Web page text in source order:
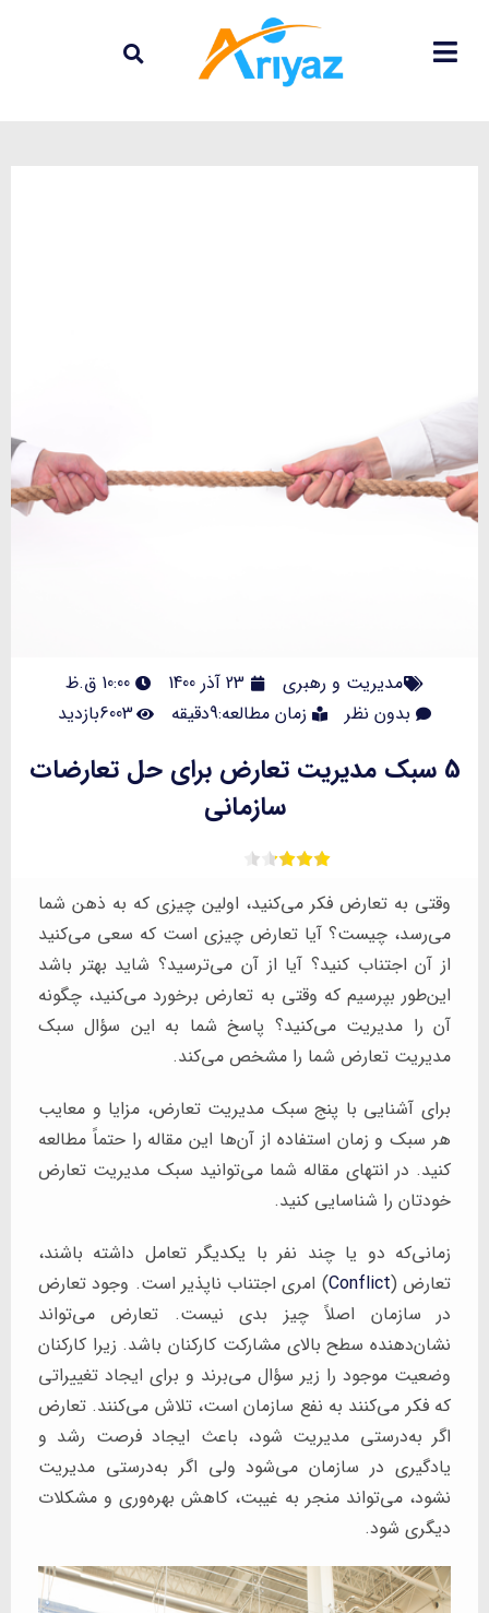
مدیریت و رهبری 23 آذر 1400
10:00 ق.ظ
بدون نظر
زمان مطالعه:9دقیقه 6003بازدید
5 سبک مدیریت تعارض برای حل تعارضات
سازمانی
وقتی به تعارض فکر می‌کنید، اولین چیزی که به ذهن شما
می‌رسد، چیست؟ آیا تعارض چیزی است که سعی می‌کنید
از آن اجتناب کنید؟ آیا از آن می‌ترسید؟ شاید بهتر باشد
این‌طور بپرسیم که وقتی به تعارض برخورد می‌کنید، چگونه
آن را مدیریت می‌کنید؟ پاسخ شما به این سؤال سبک
مدیریت تعارض شما را مشخص می‌کند.
برای آشنایی با پنج سبک مدیریت تعارض، مزایا و معایب
هر سبک و زمان استفاده از آن‌ها این مقاله را حتماً مطالعه
کنید. در انتهای مقاله شما می‌توانید سبک مدیریت تعارض
خودتان را شناسایی کنید.
زمانی‌که دو یا چند نفر با یکدیگر تعامل داشته باشند،
تعارض (Conflict) امری اجتناب ناپذیر است. وجود تعارض
در سازمان اصلاً چیز بدی نیست. تعارض می‌تواند
نشان‌دهنده سطح بالای مشارکت کارکنان باشد. زیرا کارکنان
وضعیت موجود را زیر سؤال می‌برند و برای ایجاد تغییراتی
که فکر می‌کنند به نفع سازمان است، تلاش می‌کنند. تعارض
اگر به‌درستی مدیریت شود، باعث ایجاد فرصت رشد و
یادگیری در سازمان می‌شود ولی اگر به‌درستی مدیریت
نشود، می‌تواند منجر به غیبت، کاهش بهره‌وری و مشکلات
دیگری شود.